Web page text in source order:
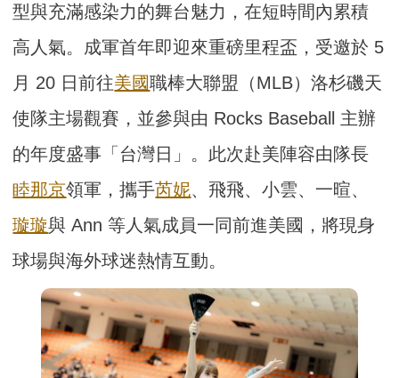
型與充滿感染力的舞台魅力，在短時間內累積
高人氣。成軍首年即迎來重磅里程盃，受邀於 5
月 20 日前往美國職棒大聯盟（MLB）洛杉磯天
使隊主場觀賽，並參與由 Rocks Baseball 主辦
的年度盛事「台灣日」。此次赴美陣容由隊長
睦那京領軍，攜手芮妮、飛飛、小雲、一暄、
璇璇與 Ann 等人氣成員一同前進美國，將現身
球場與海外球迷熱情互動。